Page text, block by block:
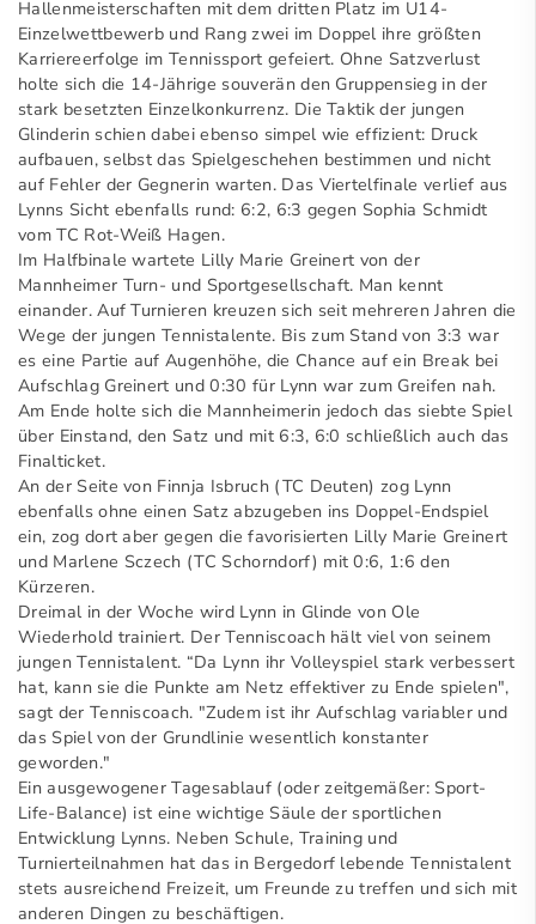
Hallenmeisterschaften mit dem dritten Platz im U14-
Einzelwettbewerb und Rang zwei im Doppel ihre größten
Karriereerfolge im Tennissport gefeiert. Ohne Satzverlust
holte sich die 14-Jährige souverän den Gruppensieg in der
stark besetzten Einzelkonkurrenz. Die Taktik der jungen
Glinderin schien dabei ebenso simpel wie effizient: Druck
aufbauen, selbst das Spielgeschehen bestimmen und nicht
auf Fehler der Gegnerin warten. Das Viertelfinale verlief aus
Lynns Sicht ebenfalls rund: 6:2, 6:3 gegen Sophia Schmidt
vom TC Rot-Weiß Hagen.
Im Halfbinale wartete Lilly Marie Greinert von der
Mannheimer Turn- und Sportgesellschaft. Man kennt
einander. Auf Turnieren kreuzen sich seit mehreren Jahren die
Wege der jungen Tennistalente. Bis zum Stand von 3:3 war
es eine Partie auf Augenhöhe, die Chance auf ein Break bei
Aufschlag Greinert und 0:30 für Lynn war zum Greifen nah.
Am Ende holte sich die Mannheimerin jedoch das siebte Spiel
über Einstand, den Satz und mit 6:3, 6:0 schließlich auch das
Finalticket.
An der Seite von Finnja Isbruch (TC Deuten) zog Lynn
ebenfalls ohne einen Satz abzugeben ins Doppel-Endspiel
ein, zog dort aber gegen die favorisierten Lilly Marie Greinert
und Marlene Sczech (TC Schorndorf) mit 0:6, 1:6 den
Kürzeren.
Dreimal in der Woche wird Lynn in Glinde von Ole
Wiederhold trainiert. Der Tenniscoach hält viel von seinem
jungen Tennistalent. “Da Lynn ihr Volleyspiel stark verbessert
hat, kann sie die Punkte am Netz effektiver zu Ende spielen",
sagt der Tenniscoach. "Zudem ist ihr Aufschlag variabler und
das Spiel von der Grundlinie wesentlich konstanter
geworden."
Ein ausgewogener Tagesablauf (oder zeitgemäßer: Sport-
Life-Balance) ist eine wichtige Säule der sportlichen
Entwicklung Lynns. Neben Schule, Training und
Turnierteilnahmen hat das in Bergedorf lebende Tennistalent
stets ausreichend Freizeit, um Freunde zu treffen und sich mit
anderen Dingen zu beschäftigen.